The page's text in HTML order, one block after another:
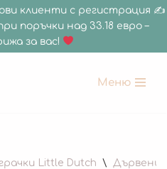
клиенти с регистрация ✍
поръчки над 33.18 евро –
за вас!
Меню
Little Dutch \ Дървени